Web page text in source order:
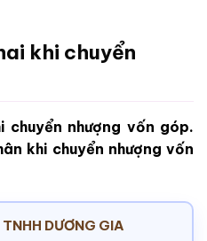
khi chuyển
chuyển nhượng vốn góp.
khi chuyển nhượng vốn
DƯƠNG GIA